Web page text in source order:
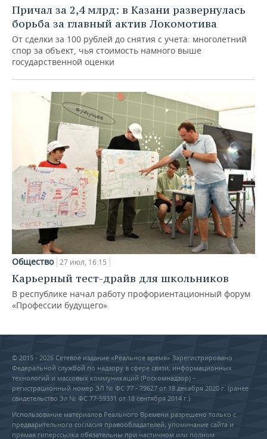
Причал за 2,4 млрд: в Казани развернулась
борьба за главный актив Локомотива
От сделки за 100 рублей до снятия с учета: многолетний
спор за объект, чья стоимость намного выше
государственной оценки
Общество 27 июл, 16:15
Карьерный тест-драйв для школьников
В республике начал работу профориентационный форум
«Профессии будущего»
© 2015 - 2026 Сетевое издание «Реальное время» Зарегистрировано
Федеральной службой по надзору в сфере связи, информационных
технологий и массовых коммуникаций (Роскомнадзор) –
регистрационный номер ЭЛ № ФС 77 - 79627 от 18 декабря 2020 г. (ранее
свидетельство Эл № ФС 77-59331 от 18 сентября 2014 г.)
Использование материалов Реального Времени разрешено только с
предварительного согласия правообладателей, упоминание сайта и
прямая гиперссылка обязательны при частичном или полном